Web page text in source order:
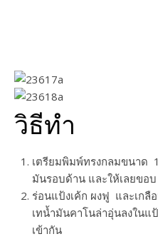
วิธีทำ
เตรียมพิมพ์ทรงกลมขนาด​
มันรอบด้าน​ และให้เลยขอ
ร่อนแป้งเค้ก​ ผงฟู​ และเกลื
เทน้ำมันคาโนล่าอุ่นลงใน
เข้ากัน